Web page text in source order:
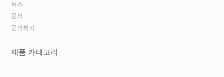
뉴스
문의
문의하기
제품 카테고리